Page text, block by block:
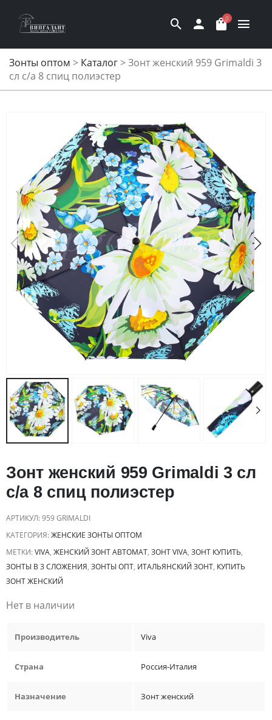
0
Зонты оптом > Каталог>Зонт женский 959 Grimaldi 3
сл с/а 8 спиц полиэстер
Зонт женский 959 Grimaldi 3 сл
с/а 8 спиц полиэстер
АРТИКУЛ:959 GRIMALDI
КАТЕГОРИЯ:ЖЕНСКИЕ ЗОНТЫ ОПТОМ
МЕТКИ:VIVA, ЖЕНСКИЙ ЗОНТ АВТОМАТ, ЗОНТ VIVA, ЗОНТ КУПИТЬ,
ЗОНТЫ В 3 СЛОЖЕНИЯ, ЗОНТЫ ОПТ, ИТАЛЬЯНСКИЙ ЗОНТ, КУПИТЬ
ЗОНТ ЖЕНСКИЙ
Нет в наличии
Производитель Viva
Страна Россия-Италия
Назначение Зонт женский